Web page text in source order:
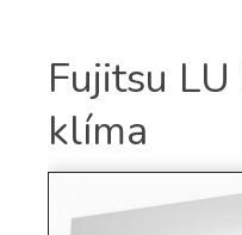
Fujitsu
klíma